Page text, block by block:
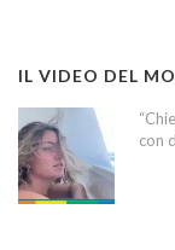
IL VIDEO DEL
con